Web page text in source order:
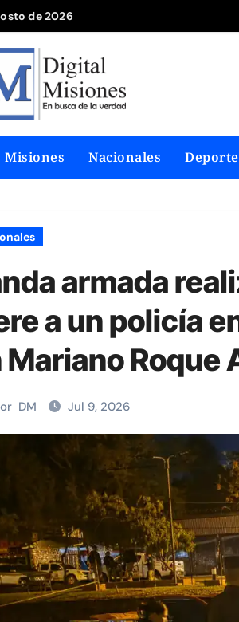
de 2026
Misiones Nacionales Deporte
armada
a un policía
Mariano Roque
DM Jul 9, 2026